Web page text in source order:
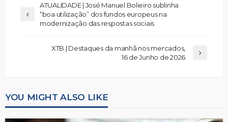
ATUALIDADE | José Manuel Bolieiro sublinha
“boa utilização” dos fundos europeus na
modernização das respostas sociais
XTB | Destaques da manhã nos mercados,
16 de Junho de 2026
YOU MIGHT ALSO LIKE